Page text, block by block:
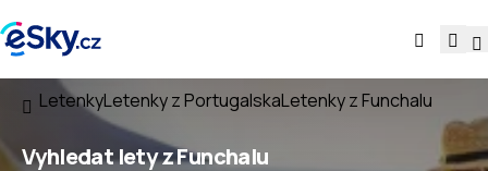
LetenkyLetenky z PortugalskaLetenky z Funchalu
Vyhledat letyz Funchalu